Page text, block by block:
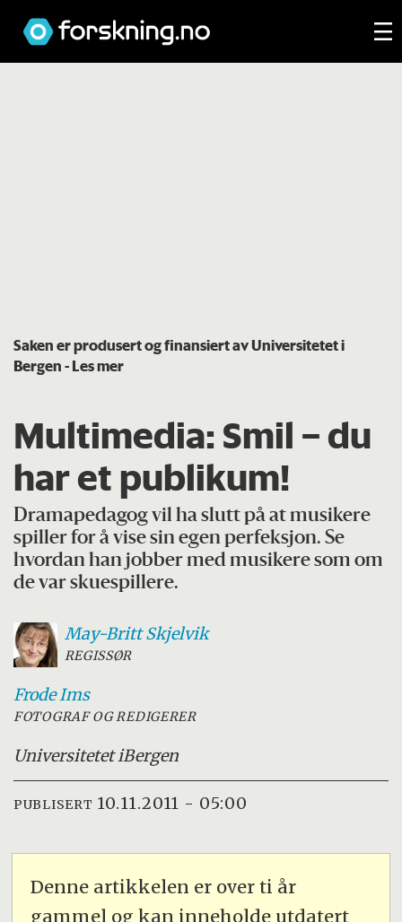
Saken er produsert og finansiert av Universitetet i
Bergen- Les mer
Multimedia: Smil – du
har et publikum!
Dramapedagog vil ha slutt på at musikere
spiller for å vise sin egen perfeksjon. Se
hvordan han jobber med musikere som om
de var skuespillere.
May-Britt Skjelvik
REGISSØR
FrodeIms
FOTOGRAF OG REDIGERER
Universitetet iBergen
PUBLISERT 10.11.2011 - 05:00
Denne artikkelen er over ti år
gammel og kan inneholde utdatert